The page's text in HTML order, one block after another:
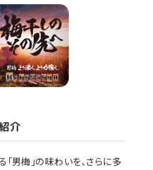
介
「男梅」の味わいを、さらに多